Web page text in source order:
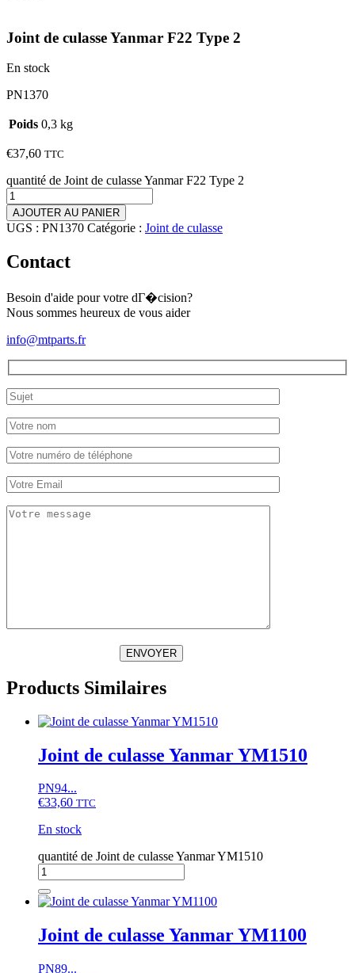
Joint de culasse Yanmar F22 Type 2
En stock
PN1370
Poids 0,3 kg
€37,60 TTC
quantité de Joint de culasse Yanmar F22 Type 2
AJOUTER AU PANIER
UGS : PN1370 Catégorie : Joint de culasse
Contact
Besoin d'aide pour votre dГ�cision?
Nous sommes heureux de vous aider
info@mtparts.fr
ENVOYER
Products Similaires
Joint de culasse Yanmar YM1510
PN94...
€33,60 TTC
En stock
quantité de Joint de culasse Yanmar YM1510
Joint de culasse Yanmar YM1100
PN89...